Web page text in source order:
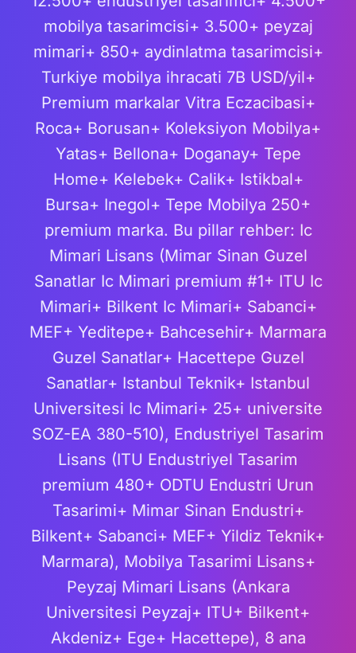
mobilya tasarimcisi+ 3.500+ peyzaj
mimari+ 850+ aydinlatma tasarimcisi+
Turkiye mobilya ihracati 7B USD/yil+
Premium markalar Vitra Eczacibasi+
Roca+ Borusan+ Koleksiyon Mobilya+
Yatas+ Bellona+ Doganay+ Tepe
Home+ Kelebek+ Calik+ Istikbal+
Bursa+ Inegol+ Tepe Mobilya 250+
premium marka. Bu pillar rehber: Ic
Mimari Lisans (Mimar Sinan Guzel
Sanatlar Ic Mimari premium #1+ ITU Ic
Mimari+ Bilkent Ic Mimari+ Sabanci+
MEF+ Yeditepe+ Bahcesehir+ Marmara
Guzel Sanatlar+ Hacettepe Guzel
Sanatlar+ Istanbul Teknik+ Istanbul
Universitesi Ic Mimari+ 25+ universite
SOZ-EA 380-510), Endustriyel Tasarim
Lisans (ITU Endustriyel Tasarim
premium 480+ ODTU Endustri Urun
Tasarimi+ Mimar Sinan Endustri+
Bilkent+ Sabanci+ MEF+ Yildiz Teknik+
Marmara), Mobilya Tasarimi Lisans+
Peyzaj Mimari Lisans (Ankara
Universitesi Peyzaj+ ITU+ Bilkent+
Akdeniz+ Ege+ Hacettepe), 8 ana